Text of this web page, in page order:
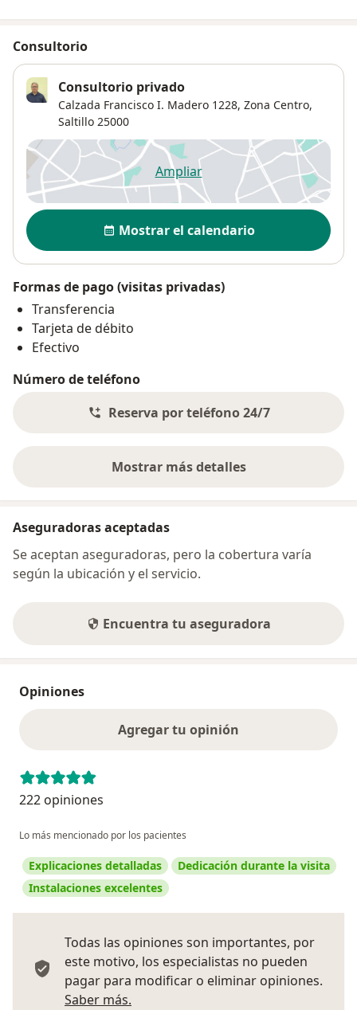
Consultorio
Consultorio privado
Calzada Francisco I. Madero 1228, Zona Centro,
Saltillo 25000
Ampliarse abre en una nueva
Disponibilidad
Mostrar el calendario
Formas de pago (visitas privadas)
Transferencia
Tarjeta de débito
Efectivo
Número de teléfono
Reserva por teléfono 24/7
Mostrar más detalles
sobre la dirección
Aseguradoras aceptadas
Se aceptan aseguradoras, pero la cobertura varía
según la ubicación y el servicio.
Encuentra tu aseguradora
Opiniones
Agregar tu opinión
222 opiniones
Lo más mencionado por los pacientes
Explicaciones detalladas
Dedicación durante la visita
Instalaciones excelentes
Todas las opiniones son importantes, por
este motivo, los especialistas no pueden
pagar para modificar o eliminar opiniones.
Saber más.